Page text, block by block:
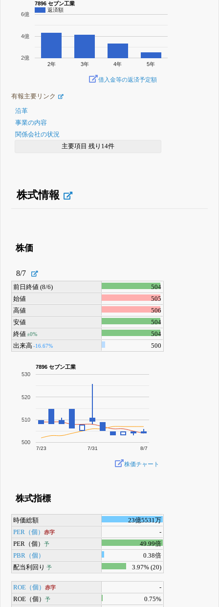
7896 セブン工業
返済額
2年 3年 4年 5年
2億
4億
6億
借入金等の返済予定額
有報主要リンク
沿革
事業の内容
関係会社の状況
主要項目 残り14件
株式情報
株価
8/7
前日終値 (8/6)
504
始値
505
高値
506
安値
504
終値±0%
504
出来高-16.67% 500
7896 セブン工業
7/23 7/31 8/7
500
510
520
530
株価チャート
株式指標
時価総額
23億5531万
PER（個）赤字
-
PER（個）予
49.99倍
PBR（個）
0.38倍
配当利回り 予 3.97% (20)
ROE（個）赤字
-
ROE（個）予
0.75%